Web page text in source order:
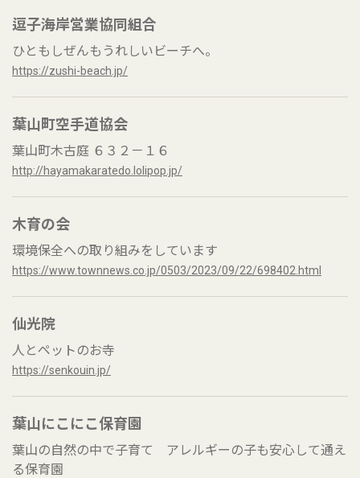
逗子海岸営業協同組合
ひともしぜんもうれしいビーチへ。
https://zushi-beach.jp/
葉山町空手道協会
葉山町木古庭 ６３２－１６
http://hayamakaratedo.lolipop.jp/
木育の会
環境保全への取り組みをしています
https://www.townnews.co.jp/0503/2023/09/22/698402.html
仙光院
人とペットのお寺
https://senkouin.jp/
葉山にこにこ保育園
葉山の自然の中で子育て アレルギーの子も安心して通え
る保育園